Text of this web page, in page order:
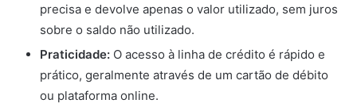
precisa e devolve apenas o valor utilizado, sem juros
sobre o saldo não utilizado.
Praticidade: O acesso à linha de crédito é rápido e
prático, geralmente através de um cartão de débito
ou plataforma online.